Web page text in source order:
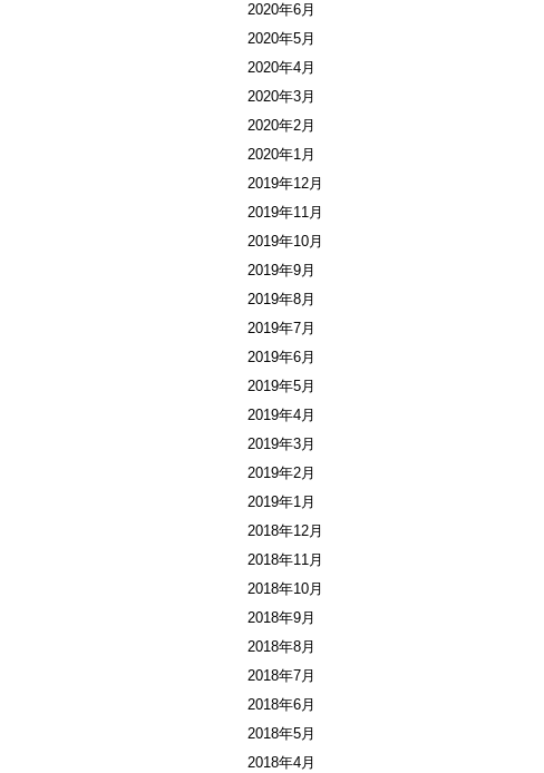
2020年6月
2020年5月
2020年4月
2020年3月
2020年2月
2020年1月
2019年12月
2019年11月
2019年10月
2019年9月
2019年8月
2019年7月
2019年6月
2019年5月
2019年4月
2019年3月
2019年2月
2019年1月
2018年12月
2018年11月
2018年10月
2018年9月
2018年8月
2018年7月
2018年6月
2018年5月
2018年4月